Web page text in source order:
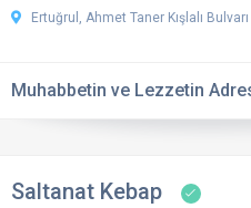
Ertuğrul, Ahmet Taner Kışlalı Bulvarı
Muhabbetin ve Lezzetin
Saltanat Kebap